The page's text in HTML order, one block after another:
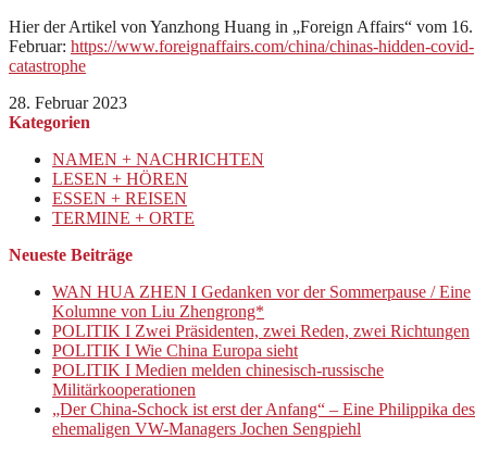
Hier der Artikel von Yanzhong Huang in „Foreign Affairs“ vom 16.
Februar: https://www.foreignaffairs.com/china/chinas-hidden-covid-
catastrophe
28. Februar 2023
Kategorien
NAMEN + NACHRICHTEN
LESEN + HÖREN
ESSEN + REISEN
TERMINE + ORTE
Neueste Beiträge
WAN HUA ZHEN I Gedanken vor der Sommerpause / Eine
Kolumne von Liu Zhengrong*
POLITIK I Zwei Präsidenten, zwei Reden, zwei Richtungen
POLITIK I Wie China Europa sieht
POLITIK I Medien melden chinesisch-russische
Militärkooperationen
„Der China-Schock ist erst der Anfang“ – Eine Philippika des
ehemaligen VW-Managers Jochen Sengpiehl